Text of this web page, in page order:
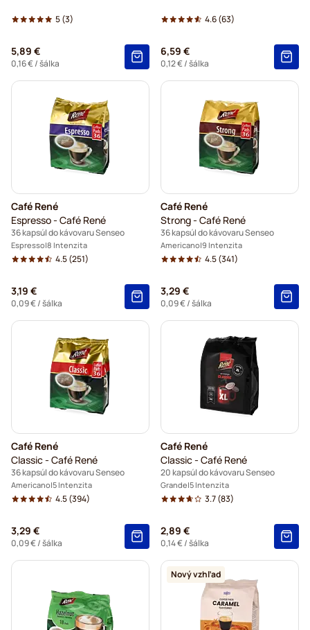
5(3)
5,89 €
0,16 €/ šálka
4.6(63)
6,59 €
0,12 €/ šálka
Café René
Espresso - Café René
36 kapsúl do kávovaru Senseo
Espresso 8 Intenzita
4.5(251)
3,19 €
0,09 €/ šálka
Café René
Strong - Café René
36 kapsúl do kávovaru Senseo
Americano 9 Intenzita
4.5(341)
3,29 €
0,09 €/ šálka
Café René
Classic - Café René
36 kapsúl do kávovaru Senseo
Americano 5 Intenzita
4.5(394)
3,29 €
0,09 €/ šálka
Café René
Classic - Café René
20 kapsúl do kávovaru Senseo
Grande 5 Intenzita
3.7(83)
2,89 €
0,14 €/ šálka
Nový vzhľad